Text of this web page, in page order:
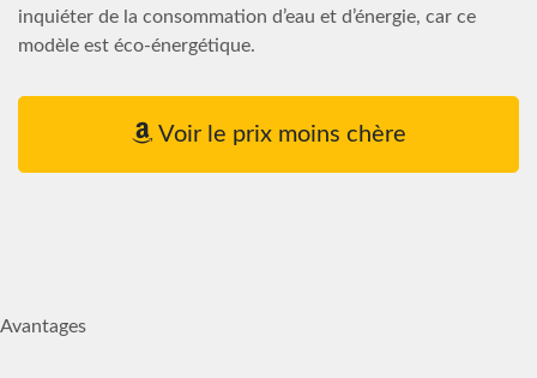
inquiéter de la consommation d’eau et d’énergie, car ce
modèle est éco-énergétique.
Voir le prix moins chère
Avantages